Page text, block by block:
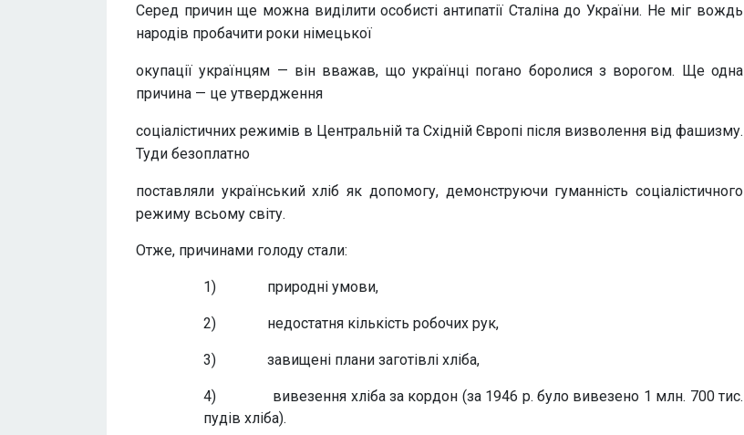
Серед причин ще можна виділити особисті антипатії Сталіна до України. Не міг вождь
народів пробачити роки німецької
окупації українцям — він вважав, що українці погано боролися з ворогом. Ще одна
причина — це утвердження
соціалістичних режимів в Центральній та Східній Європі після визволення від фашизму.
Туди безоплатно
поставляли український хліб як допомогу, демонструючи гуманність соціалістичного
режиму всьому світу.
Отже, причинами голоду стали:
1) природні умови,
2) недостатня кількість робочих рук,
3) завищені плани заготівлі хліба,
4) вивезення хліба за кордон (за 1946 р. було вивезено 1 млн. 700 тис.
пудів хліба).